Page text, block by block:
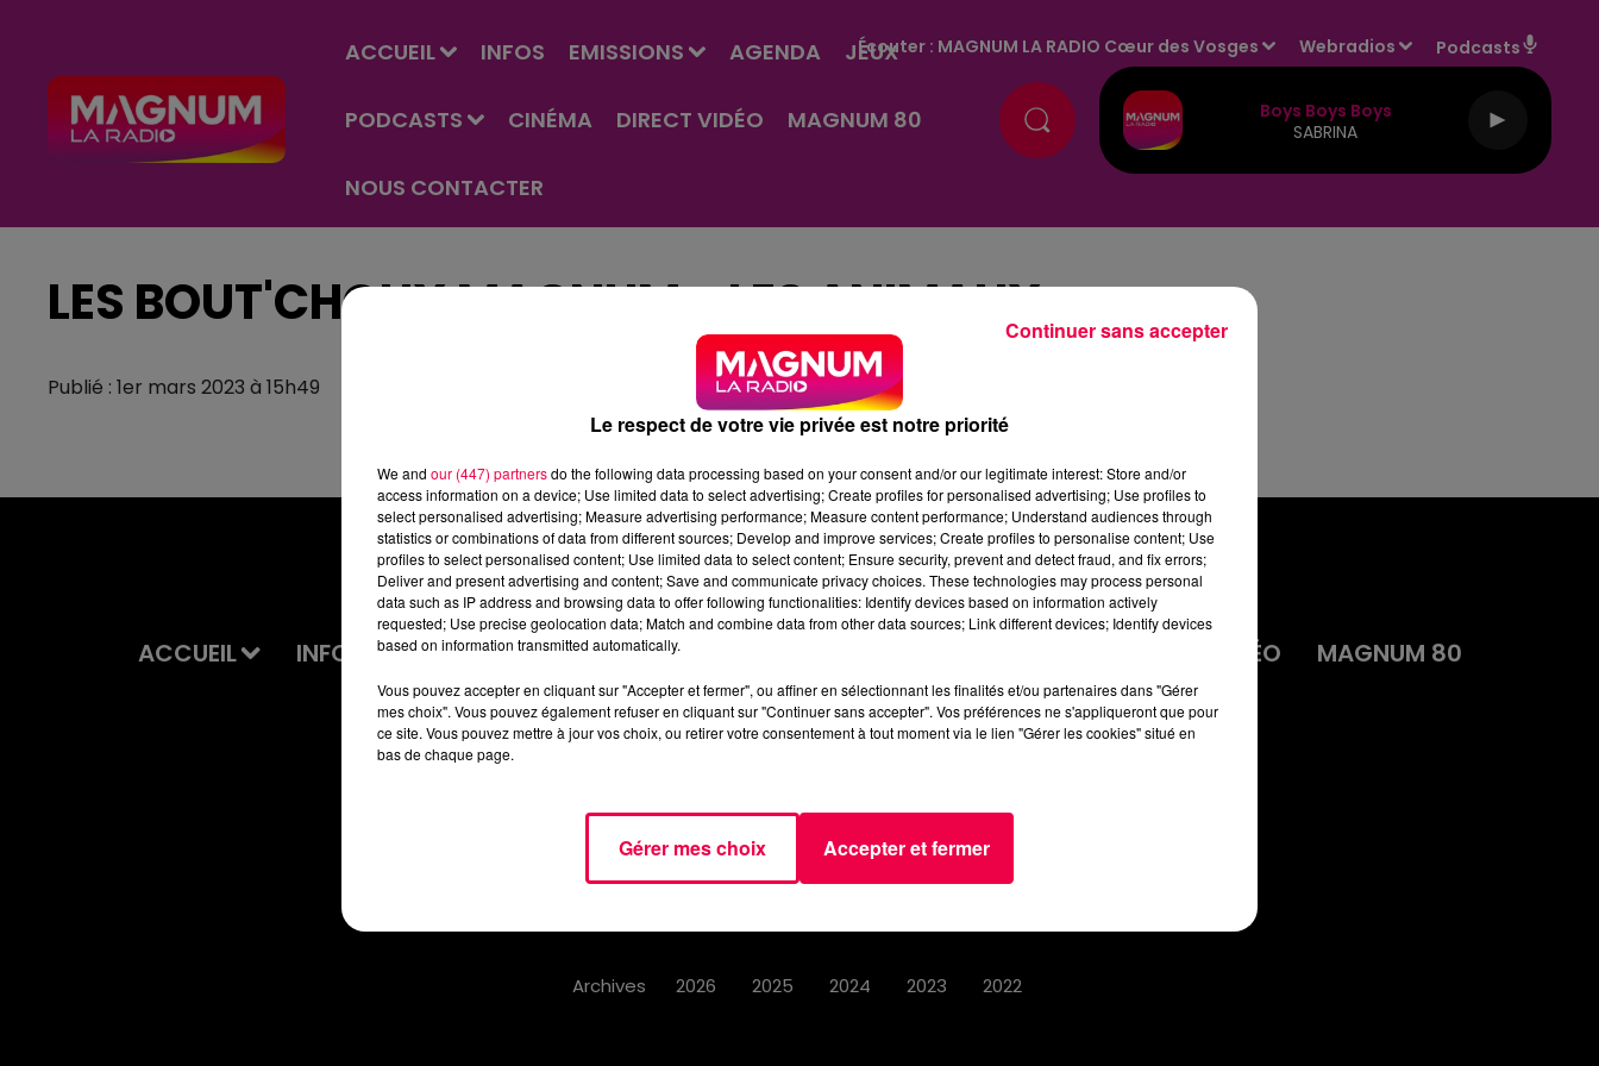
ACCUEIL INFOS EMISSIONS AGENDA JEUX
PODCASTS CINÉMA DIRECT VIDÉO MAGNUM 80
NOUS CONTACTER
Écouter : MAGNUM LA RADIO Cœur des Vosges Webradios Podcasts
Boys Boys Boys
SABRINA
LES BOUT'CHOUX MAGNUM - LES ANIMAUX
Publié : 1er mars 2023 à 15h49
ACCUEIL INFOS EMISSIONS AGENDA DIRECT VIDÉO
MAGNUM 80
NOUS CONTACTER
Archives 2026 2025 2024 2023 2022
Le respect de votre vie privée est notre priorité
We and our (447) partnersdo the following data processing based on your consent and/or our legitimate interest: Store and/or
access information on a device; Use limited data to select advertising; Create profiles for personalised advertising; Use profiles to
select personalised advertising; Measure advertising performance; Measure content performance; Understand audiences through
statistics or combinations of data from different sources; Develop and improve services; Create profiles to personalise content; Use
profiles to select personalised content; Use limited data to select content; Ensure security, prevent and detect fraud, and fix errors;
Deliver and present advertising and content; Save and communicate privacy choices. These technologies may process personal
data such as IP address and browsing data to offer following functionalities: Identify devices based on information actively
requested; Use precise geolocation data; Match and combine data from other data sources; Link different devices; Identify devices
based on information transmitted automatically.
Vous pouvez accepter en cliquant sur "Accepter et fermer", ou affiner en sélectionnant les finalités et/ou partenaires dans "Gérer
mes choix". Vous pouvez également refuser en cliquant sur "Continuer sans accepter". Vos préférences ne s'appliqueront que pour
ce site. Vous pouvez mettre à jour vos choix, ou retirer votre consentement à tout moment via le lien "Gérer les cookies" situé en
bas de chaque page.
Gérer mes choix Accepter et fermer
Continuer sans accepter